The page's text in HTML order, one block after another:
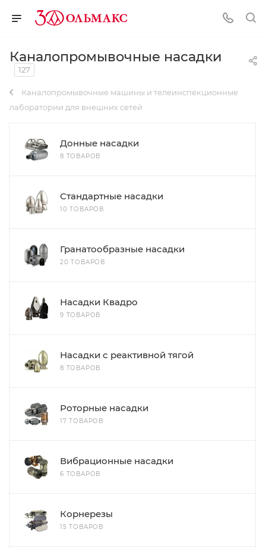
Каналопромывочные насадки
127
Каналопромывочные машины и телеинспекционные
лаборатории для внешних сетей
Донные насадки
8 ТОВАРОВ
Стандартные насадки
10 ТОВАРОВ
Гранатообразные насадки
20 ТОВАРОВ
Насадки Квадро
9 ТОВАРОВ
Насадки с реактивной тягой
8 ТОВАРОВ
Роторные насадки
17 ТОВАРОВ
Вибрационные насадки
6 ТОВАРОВ
Корнерезы
15 ТОВАРОВ